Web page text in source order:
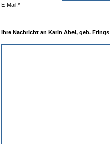
E-Mail:*
Ihre Nachricht an Karin Abel, geb. Frings